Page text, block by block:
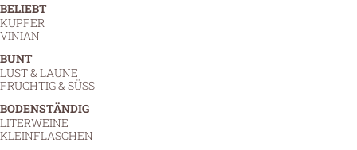
BELIEBT
KUPFER
VINIAN
BUNT
LUST & LAUNE
FRUCHTIG & SÜSS
BODENSTÄNDIG
LITERWEINE
KLEINFLASCHEN